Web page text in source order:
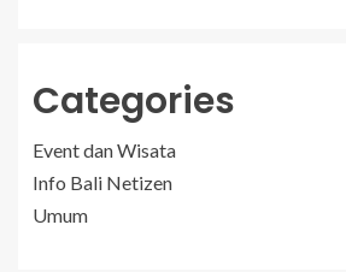
Categories
Event dan Wisata
Info Bali Netizen
Umum